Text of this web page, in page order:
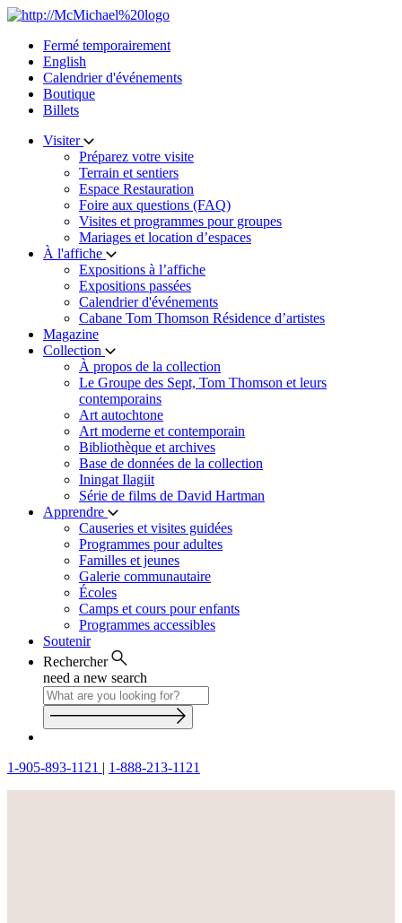
Skip
contentFermé temporairement
English
Calendrier d'événements
Boutique
Billets
Visiter
Préparez votre visite
Terrain et sentiers
Espace Restauration
Foire aux questions (FAQ)
Visites et programmes pour groupes
Mariages et location d’espaces
À l'affiche
Expositions à l’affiche
Expositions passées
Calendrier d'événements
Cabane Tom Thomson Résidence d’artistes
Magazine
Collection
À propos de la collection
Le Groupe des Sept, Tom Thomson et leurs
contemporains
Art autochtone
Art moderne et contemporain
Bibliothèque et archives
Base de données de la collection
Iningat Ilagiit
Série de films de David Hartman
Apprendre
Causeries et visites guidées
Programmes pour adultes
Familles et jeunes
Galerie communautaire
Écoles
Camps et cours pour enfants
Programmes accessibles
Soutenir
Rechercher
need a new search
1-905-893-1121 | 1-888-213-1121